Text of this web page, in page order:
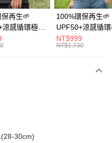
台中商業銀行
華泰商業銀行
遠東國際商業銀行
台北富邦商業銀行
兆豐國際商業銀行
台中商業銀行
彰化商業銀行
台北富邦商業銀行
兆豐國際商業銀行
第一商業銀行
彰化商業銀行
用戶可立即使用無須另外申請。
成立後會自動跳轉到大哥付的交易
再生🌱
感循環極風
線條款】
100%環保再生🌱
UPF50+涼感循
衣【山岳線條款
NT$999
NT$1,730
30cm)